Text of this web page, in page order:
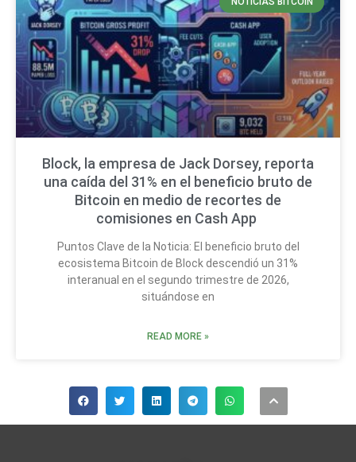
Block, la empresa de Jack Dorsey, reporta
una caída del 31% en el beneficio bruto de
Bitcoin en medio de recortes de
comisiones en Cash App
Puntos Clave de la Noticia: El beneficio bruto del
ecosistema Bitcoin de Block descendió un 31%
interanual en el segundo trimestre de 2026,
situándose en
READ MORE »